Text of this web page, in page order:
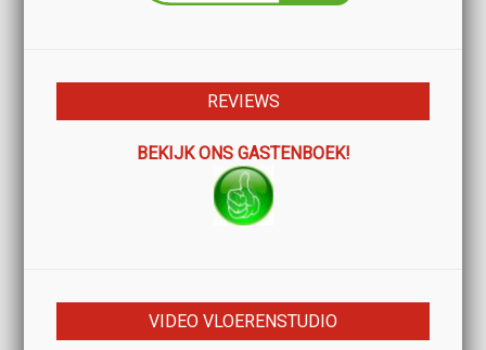
REVIEWS
BEKIJK ONS GASTENBOEK!
VIDEO VLOERENSTUDIO